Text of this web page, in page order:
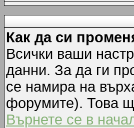
Как да си
Всички ваши
данни. За да ги
се намира на
форумите). Това
Върнете се в